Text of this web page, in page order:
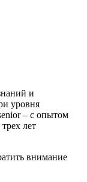
и
уровня
– с опытом
лет
внимание